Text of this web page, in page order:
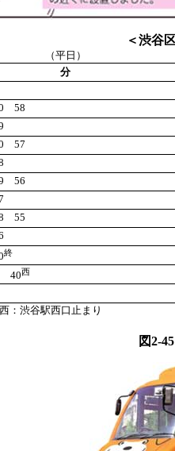
＜渋谷
（平日）
分
58
57
56
55
終
40西
：渋谷駅西口止まり
図2-